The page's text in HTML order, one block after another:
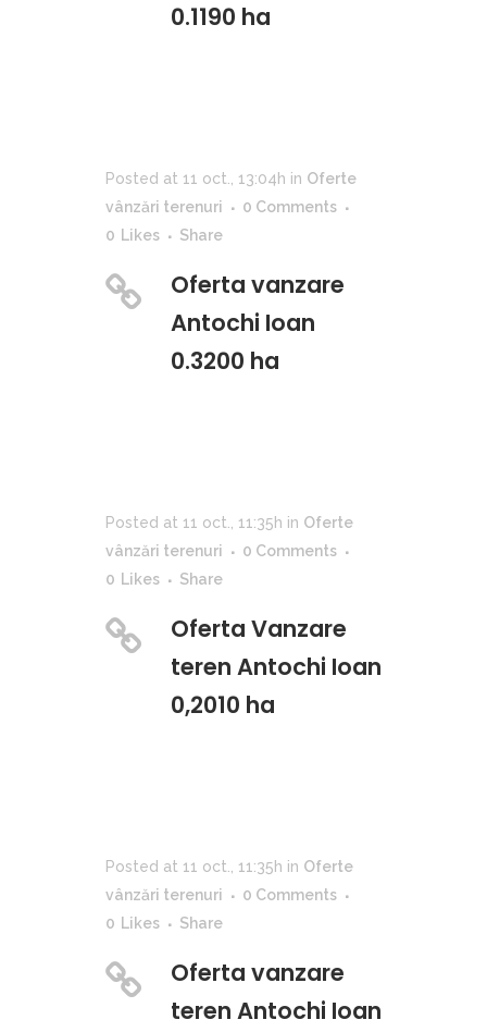
0.1190 ha
Posted at 11 oct., 13:04h in Oferte
vânzări terenuri
0 Comments
0 Likes Share
Oferta vanzare
Antochi Ioan
0.3200 ha
Posted at 11 oct., 11:35h in Oferte
vânzări terenuri
0 Comments
0 Likes Share
Oferta Vanzare
teren Antochi Ioan
0,2010 ha
Posted at 11 oct., 11:35h in Oferte
vânzări terenuri
0 Comments
0 Likes Share
Oferta vanzare
teren Antochi Ioan